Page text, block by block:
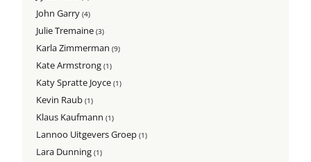
John Garry(4)
Julie Tremaine(3)
Karla Zimmerman(9)
Kate Armstrong(1)
Katy Spratte Joyce(1)
Kevin Raub(1)
Klaus Kaufmann(1)
Lannoo Uitgevers Groep(1)
Lara Dunning(1)